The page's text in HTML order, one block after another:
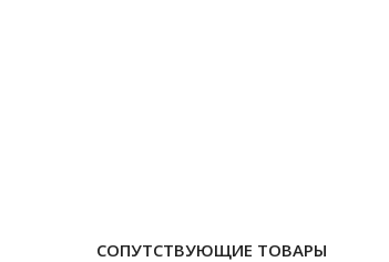
СОПУТСТВУЮЩИЕ ТОВАРЫ